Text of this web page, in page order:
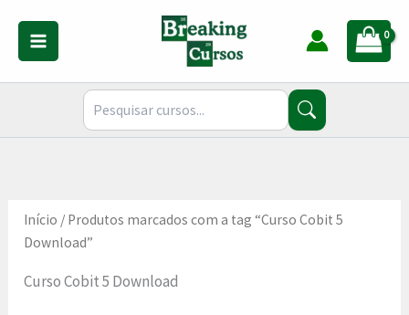
conteúdo
Início / Produtos marcados com a tag “Curso Cobit 5
Download”
Curso Cobit 5 Download